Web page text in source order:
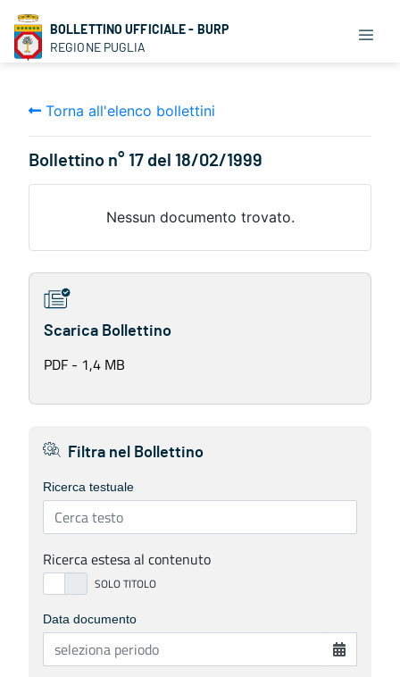
BOLLETTINO UFFICIALE - BURP
REGIONE PUGLIA
Torna all'elenco bollettini
Bollettino n° 17 del 18/02/1999
Nessun documento trovato.
Scarica Bollettino
PDF - 1,4 MB
Filtra nel Bollettino
Ricerca testuale
Ricerca estesa al contenuto
Data documento